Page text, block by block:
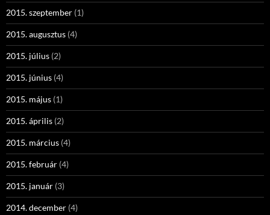
2015. szeptember (1)
2015. augusztus (4)
2015. július (2)
2015. június (4)
2015. május (1)
2015. április (2)
2015. március (4)
2015. február (4)
2015. január (3)
2014. december (4)